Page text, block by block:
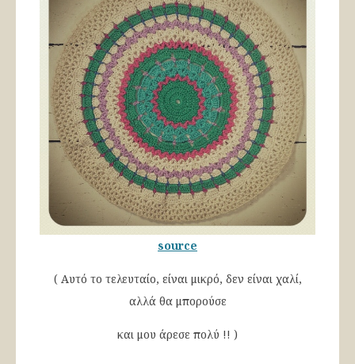
source
( Αυτό το τελευταίο, είναι μικρό, δεν είναι χαλί,
αλλά θα μπορούσε
και μου άρεσε πολύ !! )